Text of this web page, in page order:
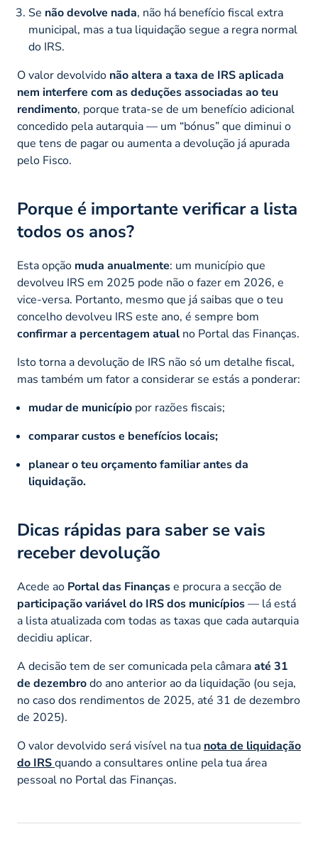
Se não devolve nada, não há benefício fiscal extra
municipal, mas a tua liquidação segue a regra normal
do IRS.
O valor devolvido não altera a taxa de IRS aplicada
nem interfere com as deduções associadas ao teu
rendimento, porque trata-se de um benefício adicional
concedido pela autarquia — um “bónus” que diminui o
que tens de pagar ou aumenta a devolução já apurada
pelo Fisco.
Porque é importante verificar a lista
todos os anos?
Esta opção muda anualmente: um município que
devolveu IRS em 2025 pode não o fazer em 2026, e
vice-versa. Portanto, mesmo que já saibas que o teu
concelho devolveu IRS este ano, é sempre bom
confirmar a percentagem atual no Portal das Finanças.
Isto torna a devolução de IRS não só um detalhe fiscal,
mas também um fator a considerar se estás a ponderar:
mudar de município por razões fiscais;
comparar custos e benefícios locais;
planear o teu orçamento familiar antes da
liquidação.
Dicas rápidas para saber se vais
receber devolução
Acede ao Portal das Finançase procura a secção de
participação variável do IRS dos municípios— lá está
a lista atualizada com todas as taxas que cada autarquia
decidiu aplicar.
A decisão tem de ser comunicada pela câmaraaté 31
de dezembrodo ano anterior ao da liquidação (ou seja,
no caso dos rendimentos de 2025, até 31 de dezembro
de 2025).
O valor devolvido será visível na tua nota de liquidação
do IRSquando a consultares online pela tua área
pessoal no Portal das Finanças.